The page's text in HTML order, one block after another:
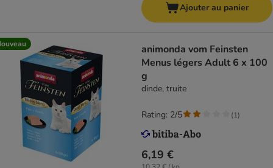
Ajouter au panier
animonda vom Feinsten
Menus légers Adult 6 x 100
g
dinde, truite
6,19 €
Rating: 2/5 (1)